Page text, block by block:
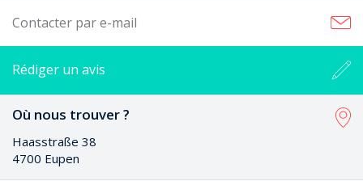
Contacter par e-mail
Rédiger un avis
Où nous trouver ?
Haasstraße 38
4700 Eupen